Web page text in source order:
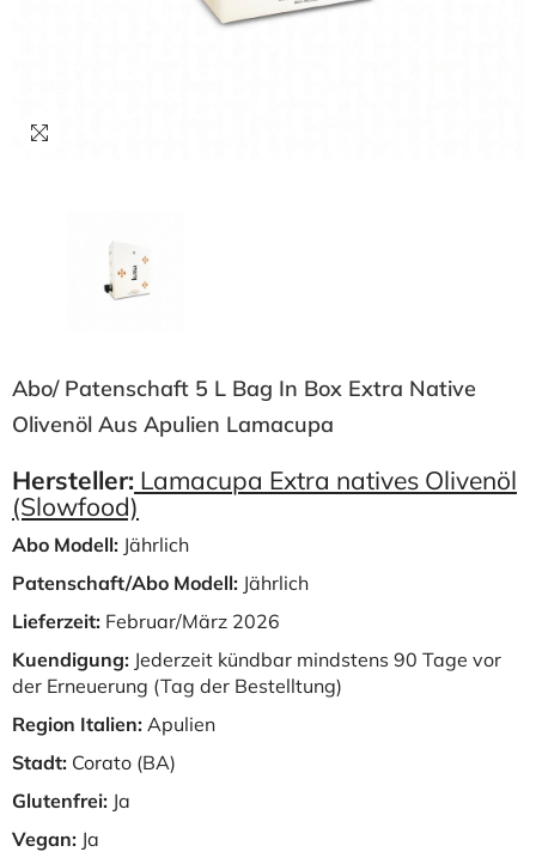
Abo/ Patenschaft 5 L Bag In Box Extra Native
Olivenöl Aus Apulien Lamacupa
Hersteller: Lamacupa Extra natives Olivenöl
(Slowfood)
Abo Modell: Jährlich
Patenschaft/Abo Modell: Jährlich
Lieferzeit: Februar/März 2026
Kuendigung: Jederzeit kündbar mindstens 90 Tage vor
der Erneuerung (Tag der Bestelltung)
Region Italien: Apulien
Stadt: Corato (BA)
Glutenfrei: Ja
Vegan: Ja